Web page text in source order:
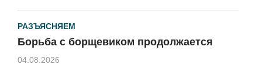
РАЗЪЯСНЯЕМ
Борьба с борщевиком продолжается
04.08.2026